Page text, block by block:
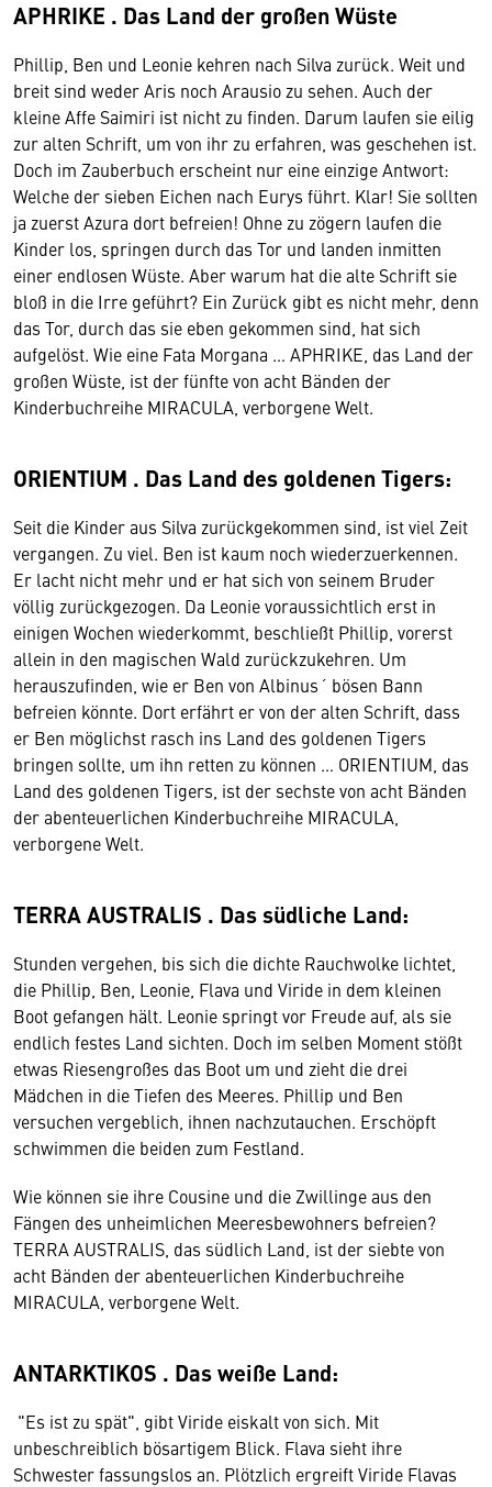
APHRIKE . Das Land der großen Wüste
Phillip, Ben und Leonie kehren nach Silva zurück. Weit und
breit sind weder Aris noch Arausio zu sehen. Auch der
kleine Affe Saimiri ist nicht zu finden. Darum laufen sie eilig
zur alten Schrift, um von ihr zu erfahren, was geschehen ist.
Doch im Zauberbuch erscheint nur eine einzige Antwort:
Welche der sieben Eichen nach Eurys führt. Klar! Sie sollten
ja zuerst Azura dort befreien! Ohne zu zögern laufen die
Kinder los, springen durch das Tor und landen inmitten
einer endlosen Wüste. Aber warum hat die alte Schrift sie
bloß in die Irre geführt? Ein Zurück gibt es nicht mehr, denn
das Tor, durch das sie eben gekommen sind, hat sich
aufgelöst. Wie eine Fata Morgana … APHRIKE, das Land der
großen Wüste, ist der fünfte von acht Bänden der
Kinderbuchreihe MIRACULA, verborgene Welt.
ORIENTIUM . Das Land des goldenen Tigers:
Seit die Kinder aus Silva zurückgekommen sind, ist viel Zeit
vergangen. Zu viel. Ben ist kaum noch wiederzuerkennen.
Er lacht nicht mehr und er hat sich von seinem Bruder
völlig zurückgezogen. Da Leonie voraussichtlich erst in
einigen Wochen wiederkommt, beschließt Phillip, vorerst
allein in den magischen Wald zurückzukehren. Um
herauszufinden, wie er Ben von Albinus´ bösen Bann
befreien könnte. Dort erfährt er von der alten Schrift, dass
er Ben möglichst rasch ins Land des goldenen Tigers
bringen sollte, um ihn retten zu können … ORIENTIUM, das
Land des goldenen Tigers, ist der sechste von acht Bänden
der abenteuerlichen Kinderbuchreihe MIRACULA,
verborgene Welt.
TERRA AUSTRALIS . Das südliche Land:
Stunden vergehen, bis sich die dichte Rauchwolke lichtet,
die Phillip, Ben, Leonie, Flava und Viride in dem kleinen
Boot gefangen hält. Leonie springt vor Freude auf, als sie
endlich festes Land sichten. Doch im selben Moment stößt
etwas Riesengroßes das Boot um und zieht die drei
Mädchen in die Tiefen des Meeres. Phillip und Ben
versuchen vergeblich, ihnen nachzutauchen. Erschöpft
schwimmen die beiden zum Festland.
Wie können sie ihre Cousine und die Zwillinge aus den
Fängen des unheimlichen Meeresbewohners befreien?
TERRA AUSTRALIS, das südlich Land, ist der siebte von
acht Bänden der abenteuerlichen Kinderbuchreihe
MIRACULA, verborgene Welt.
ANTARKTIKOS . Das weiße Land:
"Es ist zu spät", gibt Viride eiskalt von sich. Mit
unbeschreiblich bösartigem Blick. Flava sieht ihre
Schwester fassungslos an. Plötzlich ergreift Viride Flavas